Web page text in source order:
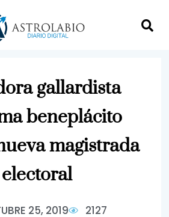
gallardista
beneplácito
magistrada
electoral
25, 2019 2127